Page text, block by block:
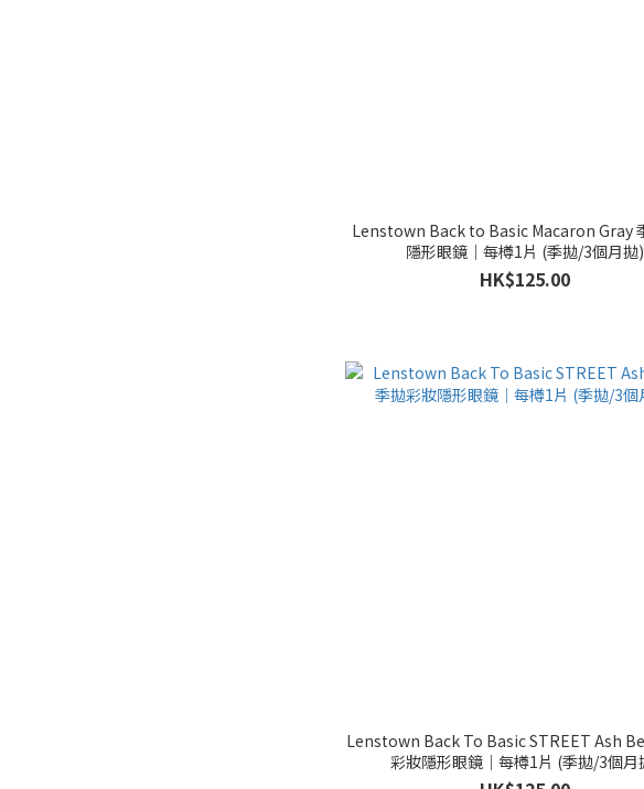
Lenstown Back to Basic Macaron Gray 季拋彩妝
隱形眼鏡｜每樽1片 (季拋/3個月拋)
HK$125.00
Lenstown Back To Basic STREET Ash
彩妝隱形眼鏡｜每樽1片 (季拋/3個月